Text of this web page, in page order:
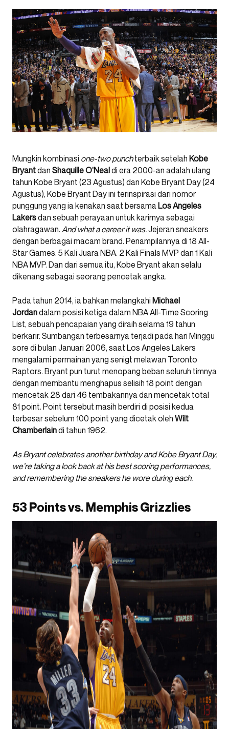
Mungkin kombinasi one-two punchterbaik setelah Kobe
Bryantdan Shaquille O’Nealdi era 2000-an adalah ulang
tahun Kobe Bryant (23 Agustus) dan Kobe Bryant Day (24
Agustus), Kobe Bryant Day ini terinspirasi dari nomor
punggung yang ia kenakan saat bersama Los Angeles
Lakersdan sebuah perayaan untuk karirnya sebagai
olahragawan. And what a career it was.Jejeran sneakers
dengan berbagai macam brand. Penampilannya di 18 All-
Star Games. 5 Kali Juara NBA. 2 Kali Finals MVP dan 1 Kali
NBA MVP. Dan dari semua itu, Kobe Bryant akan selalu
dikenang sebagai seorang pencetak angka.
Pada tahun 2014, ia bahkan melangkahi Michael
Jordandalam posisi ketiga dalam NBA All-Time Scoring
List, sebuah pencapaian yang diraih selama 19 tahun
berkarir. Sumbangan terbesarnya terjadi pada hari Minggu
sore di bulan Januari 2006, saat Los Angeles Lakers
mengalami permainan yang senigt melawan Toronto
Raptors. Bryant pun turut menopang beban seluruh timnya
dengan membantu menghapus selisih 18 point dengan
mencetak 28 dari 46 tembakannya dan mencetak total
81 point. Point tersebut masih berdiri di posisi kedua
terbesar sebelum 100 point yang dicetak oleh Wilt
Chamberlaindi tahun 1962.
As Bryant celebrates another birthday and Kobe Bryant Day,
we’re taking a look back at his best scoring performances,
and remembering the sneakers he wore during each.
53 Points vs. Memphis Grizzlies